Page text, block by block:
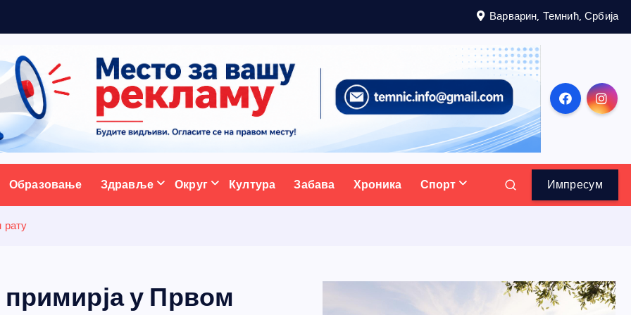
Варварин, Темнић, Србија
портал
Образовање Здравље Округ Култура Забава Хроника Спорт Импресум
рату
у Првом